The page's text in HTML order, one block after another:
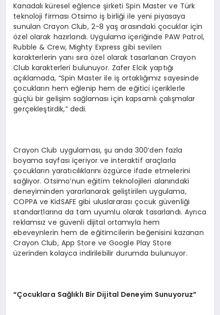
Kanadalı küresel eğlence şirketi Spin Master ve Türk
teknoloji firması Otsimo iş birliği ile yeni piyasaya
sunulan Crayon Club, 2-8 yaş arasındaki çocuklar için
özel olarak hazırlandı. Uygulama içeriğinde PAW Patrol,
Rubble & Crew, Mighty Express gibi sevilen
karakterlerin yanı sıra özel olarak tasarlanan Crayon
Club karakterleri bulunuyor. Zafer Elcik yaptığı
açıklamada, “Spin Master ile iş ortaklığımız sayesinde
çocukların hem eğlenip hem de eğitici içeriklerle
güçlü bir gelişim sağlaması için kapsamlı çalışmalar
gerçekleştirdik,” dedi.
Crayon Club uygulaması, şu anda 300’den fazla
boyama sayfası içeriyor ve interaktif araçlarla
çocukların yaratıcılıklarını özgürce ifade etmelerini
sağlıyor. Otsimo’nun eğitim teknolojileri alanındaki
deneyiminden yararlanarak geliştirilen uygulama,
COPPA ve KidSAFE gibi uluslararası çocuk güvenliği
standartlarına da tam uyumlu olarak tasarlandı. Ayrıca
reklamsız ve güvenli dijital ortamıyla hem
ebeveynlerin hem de eğitimcilerin beğenisini kazanan
Crayon Club, App Store ve Google Play Store
üzerinden kolayca indirilebilir durumda bulunuyor.
“Çocuklara Sağlıklı Bir Dijital Deneyim Sunuyoruz”